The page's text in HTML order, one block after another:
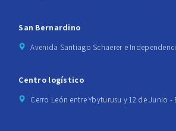
San Bernardino
Avenida Santiago Schaerer e
Centro logístico
Cerro León entre Ybyturusu y 12 de Junio